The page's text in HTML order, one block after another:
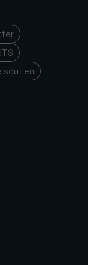
soutien